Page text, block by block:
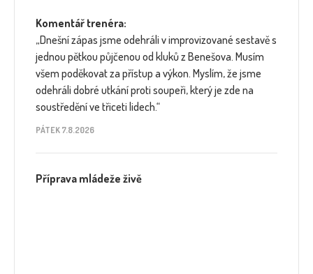
Komentář trenéra:
„Dnešní zápas jsme odehráli v improvizované sestavě s
jednou pětkou půjčenou od kluků z Benešova. Musím
všem poděkovat za přístup a výkon. Myslím, že jsme
odehráli dobré utkání proti soupeři, který je zde na
soustředění ve třiceti lidech.“
PÁTEK 7.8.2026
Příprava mládeže živě